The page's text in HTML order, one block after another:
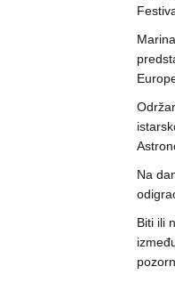
Na
Biti ili